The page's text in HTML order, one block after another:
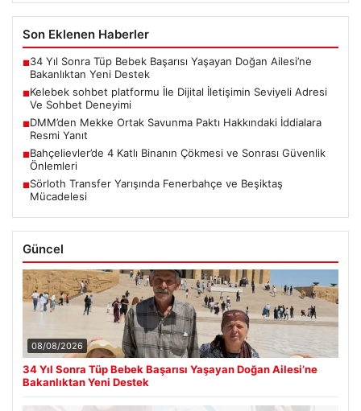
Son Eklenen Haberler
■34 Yıl Sonra Tüp Bebek Başarısı Yaşayan Doğan Ailesi’ne
Bakanlıktan Yeni Destek
■Kelebek sohbet platformu İle Dijital İletişimin Seviyeli Adresi
Ve Sohbet Deneyimi
■DMM’den Mekke Ortak Savunma Paktı Hakkındaki İddialara
Resmi Yanıt
■Bahçelievler’de 4 Katlı Binanın Çökmesi ve Sonrası Güvenlik
Önlemleri
■Sörloth Transfer Yarışında Fenerbahçe ve Beşiktaş
Mücadelesi
Güncel
08/08/2026
34 Yıl Sonra Tüp Bebek Başarısı Yaşayan Doğan Ailesi’ne
Bakanlıktan Yeni Destek